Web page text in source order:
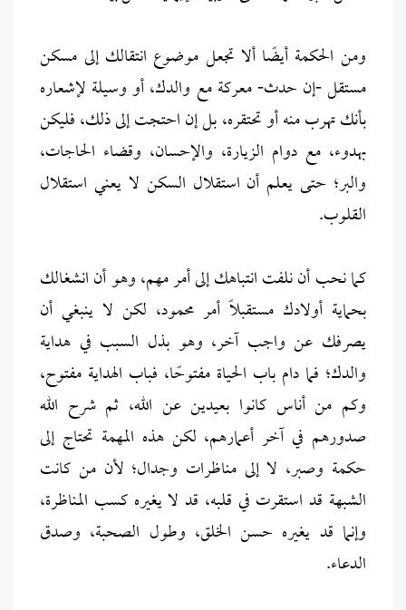
ومن الحكمة أيضًا ألا تجعل موضوع انتقالك إلى مسكن
مستقل -إن حدث- معركة مع والدك، أو وسيلة لإشعاره
بأنك تهرب منه أو تحتقره، بل إن احتجت إلى ذلك، فليكن
بهدوء، مع دوام الزيارة، والإحسان، وقضاء الحاجات،
والبر؛ حتى يعلم أن استقلال السكن لا يعني استقلال
القلوب.
كما نحب أن نلفت انتباهك إلى أمر مهم، وهو أن انشغالك
بحماية أولادك مستقبلًا أمر محمود، لكن لا ينبغي أن
يصرفك عن واجب آخر، وهو بذل السبب في هداية
والدك؛ فما دام باب الحياة مفتوحًا، فباب الهداية مفتوح،
وكم من أناس كانوا بعيدين عن الله، ثم شرح الله
صدورهم في آخر أعمارهم، لكن هذه المهمة تحتاج إلى
حكمة وصبر، لا إلى مناظرات وجدال؛ لأن من كانت
الشبهة قد استقرت في قلبه، قد لا يغيره كسب المناظرة،
وإنما قد يغيره حسن الخلق، وطول الصحبة، وصدق
الدعاء.